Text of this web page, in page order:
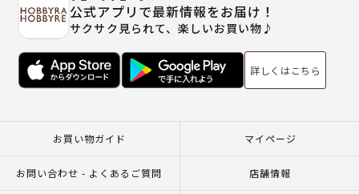
公式アプリで最新情報をお届け！
サクサク見られて、楽しいお買い物♪
詳しくはこちら
お買い物ガイド マイページ
お問い合わせ - よくあるご質問 店舗情報